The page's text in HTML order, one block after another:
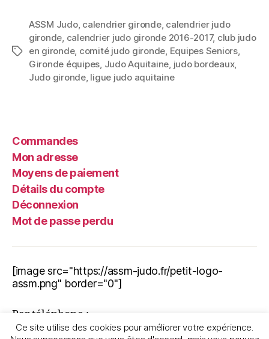
ASSM Judo, calendrier gironde, calendrier judo
gironde, calendrier judo gironde 2016-2017, club judo
en gironde, comité judo gironde, Equipes Seniors,
Gironde équipes, Judo Aquitaine, judo bordeaux,
Judo gironde, ligue judo aquitaine
Commandes
Mon adresse
Moyens de paiement
Détails du compte
Déconnexion
Mot de passe perdu
[image src="https://assm-judo.fr/petit-logo-
assm.png" border="0"]
Par téléphone :
06.11.72.30.70
Ce site utilise des cookies pour améliorer votre expérience.